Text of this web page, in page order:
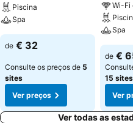
Piscina
Spa
de € 32
Consulte os preços de 5
sites
Ver preços
Wi-Fi
Spa
de €
15 sites
Ver
Ver todas as